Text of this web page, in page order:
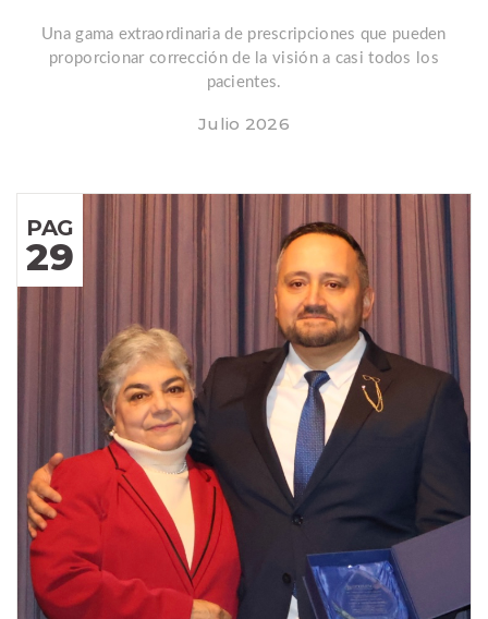
Una gama extraordinaria de prescripciones que pueden
proporcionar corrección de la visión a casi todos los
pacientes.
Julio 2026
PAG
29